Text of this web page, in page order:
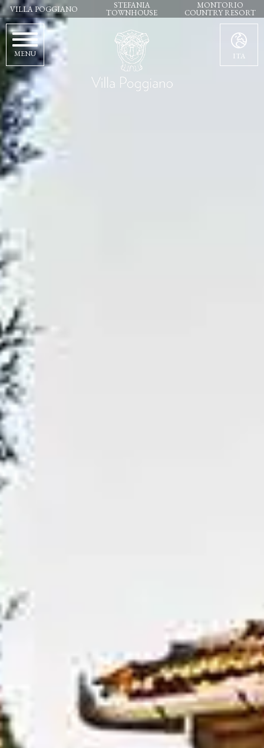
VILLA POGGIANO STEFANIA
TOWNHOUSE
MONTORIO
COUNTRY RESORT
ITA
MENU